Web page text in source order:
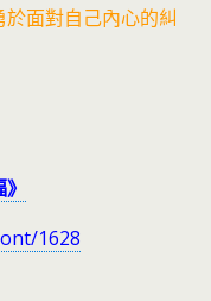
於面對自己內心的糾
1628